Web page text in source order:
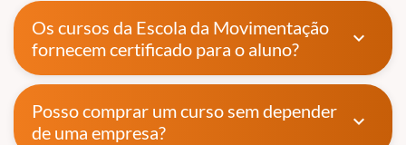
Os cursos da Escola da Movimentação
fornecem certificado para o aluno?
expand_more
Posso comprar um curso sem depender
de uma empresa?
expand_more